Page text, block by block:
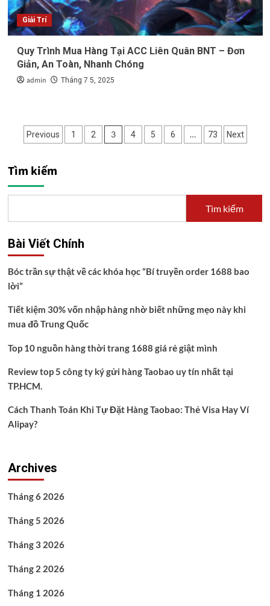
Giải Trí
Quy Trình Mua Hàng Tại ACC Liên Quân BNT – Đơn
Giản, An Toàn, Nhanh Chóng
admin Tháng 7 5, 2025
Phân
bài
viết
Previous 1 2 3 4 5 6 … 73 Next
Tìm kiếm
Tìm kiếm
Bài Viết Chính
Bóc trần sự thật về các khóa học “Bí truyền order 1688 bao
lời”
Tiết kiệm 30% vốn nhập hàng nhờ biết những mẹo này khi
mua đồ Trung Quốc
Top 10 nguồn hàng thời trang 1688 giá rẻ giật mình
Review top 5 công ty ký gửi hàng Taobao uy tín nhất tại
TP.HCM.
Cách Thanh Toán Khi Tự Đặt Hàng Taobao: Thẻ Visa Hay Ví
Alipay?
Archives
Tháng 6 2026
Tháng 5 2026
Tháng 3 2026
Tháng 2 2026
Tháng 1 2026